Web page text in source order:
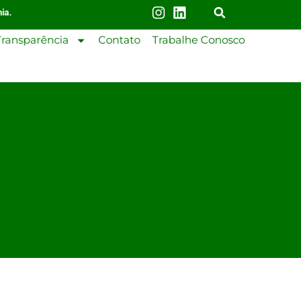
Contato Trabalhe Conosco